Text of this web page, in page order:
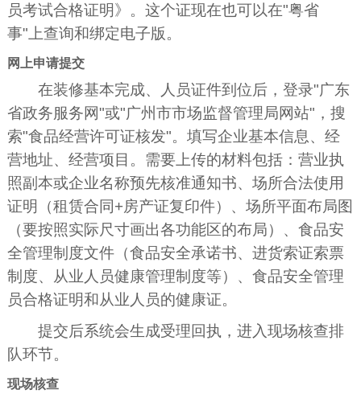
员考试合格证明》。这个证现在也可以在"粤省
事"上查询和绑定电子版。
网上申请提交
在装修基本完成、人员证件到位后，登录"广东
省政务服务网"或"广州市市场监督管理局网站"，搜
索"食品经营许可证核发"。填写企业基本信息、经
营地址、经营项目。需要上传的材料包括：营业执
照副本或企业名称预先核准通知书、场所合法使用
证明（租赁合同+房产证复印件）、场所平面布局图
（要按照实际尺寸画出各功能区的布局）、食品安
全管理制度文件（食品安全承诺书、进货索证索票
制度、从业人员健康管理制度等）、食品安全管理
员合格证明和从业人员的健康证。
提交后系统会生成受理回执，进入现场核查排
队环节。
现场核查